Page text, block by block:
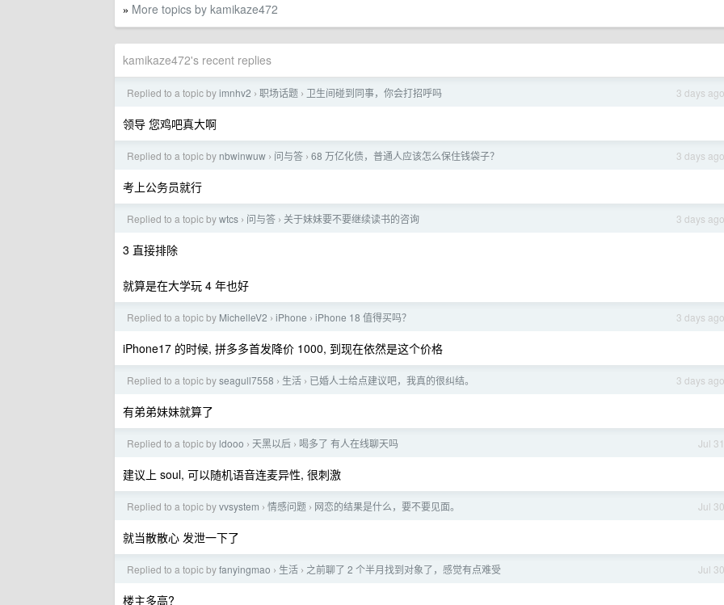
» More topics by kamikaze472
kamikaze472's recent replies
3 days ago
Replied to a topic byimnhv2 › 职场话题 › 卫生间碰到同事，你会打招呼吗
领导 您鸡吧真大啊
3 days ago
Replied to a topic by nbwinwuw › 问与答 › 68 万亿化债，普通人应该怎么保住钱袋子？
考上公务员就行
3 days ago
Replied to a topic bywtcs › 问与答 › 关于妹妹要不要继续读书的咨询
3 直接排除
就算是在大学玩 4 年也好
3 days ago
Replied to a topic by MichelleV2 › iPhone › iPhone 18 值得买吗？
iPhone17 的时候, 拼多多首发降价 1000, 到现在依然是这个价格
3 days ago
Replied to a topic byseagull7558 › 生活 › 已婚人士给点建议吧，我真的很纠结。
有弟弟妹妹就算了
Jul 31
Replied to a topic by ldooo › 天黑以后 › 喝多了 有人在线聊天吗
建议上 soul, 可以随机语音连麦异性, 很刺激
Jul 30
Replied to a topic byvvsystem › 情感问题 › 网恋的结果是什么，要不要见面。
就当散散心 发泄一下了
Jul 30
Replied to a topic byfanyingmao › 生活 › 之前聊了 2 个半月找到对象了，感觉有点难受
楼主多高?